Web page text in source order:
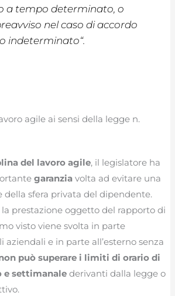
a tempo determinato, o
nel caso di accordo
indeterminato“.
agile ai sensi della legge n.
del lavoro agile, il legislatore ha
garanziavolta ad evitare una
della sfera privata del dipendente.
prestazione oggetto del rapporto di
visto viene svolta in parte
aziendali e in parte all’esterno senza
può superare i limiti di orario di
e settimanale derivanti dalla legge o